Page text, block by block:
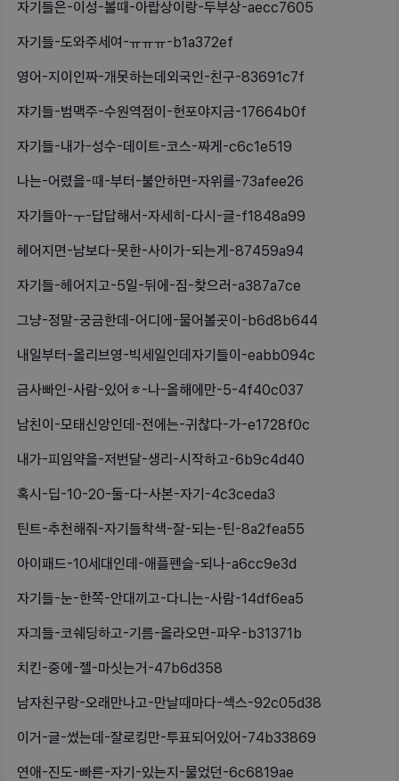
자기들은-이성-볼때-아랍상이랑-두부상-aecc7605
자기들-도와주세여-ㅠㅠㅠ-b1a372ef
영어-지이인짜-개못하는데외국인-친구-83691c7f
쟈기들-범맥주-수원역점이-헌포야지금-17664b0f
자기들-내가-성수-데이트-코스-짜게-c6c1e519
나는-어렸을-때-부터-불안하면-자위를-73afee26
자기들아-ㅜ-답답해서-자세히-다시-글-f1848a99
헤어지면-남보다-못한-사이가-되는게-87459a94
자기들-헤어지고-5일-뒤에-짐-찾으러-a387a7ce
그냥-정말-궁금한데-어디에-물어볼곳이-b6d8b644
내일부터-올리브영-빅세일인데자기들이-eabb094c
금사빠인-사람-있어ㅎ-나-올해에만-5-4f40c037
남친이-모태신앙인데-전에는-귀찮다-가-e1728f0c
내가-피임약을-저번달-생리-시작하고-6b9c4d40
혹시-딥-10-20-둘-다-사본-자기-4c3ceda3
틴트-추천해줘-자기들착색-잘-되는-틴-8a2fea55
아이패드-10세대인데-애플펜슬-되나-a6cc9e3d
자기들-눈-한쪽-안대끼고-다니는-사람-14df6ea5
자긔들-코쉐딩하고-기름-올라오면-파우-b31371b
치킨-중에-젤-마싯는거-47b6d358
남자친구랑-오래만나고-만날때마다-섹스-92c05d38
이거-글-썼는데-잘로킹만-투표되어있어-74b33869
연애-진도-빠른-자기-있는지-물었던-6c6819ae